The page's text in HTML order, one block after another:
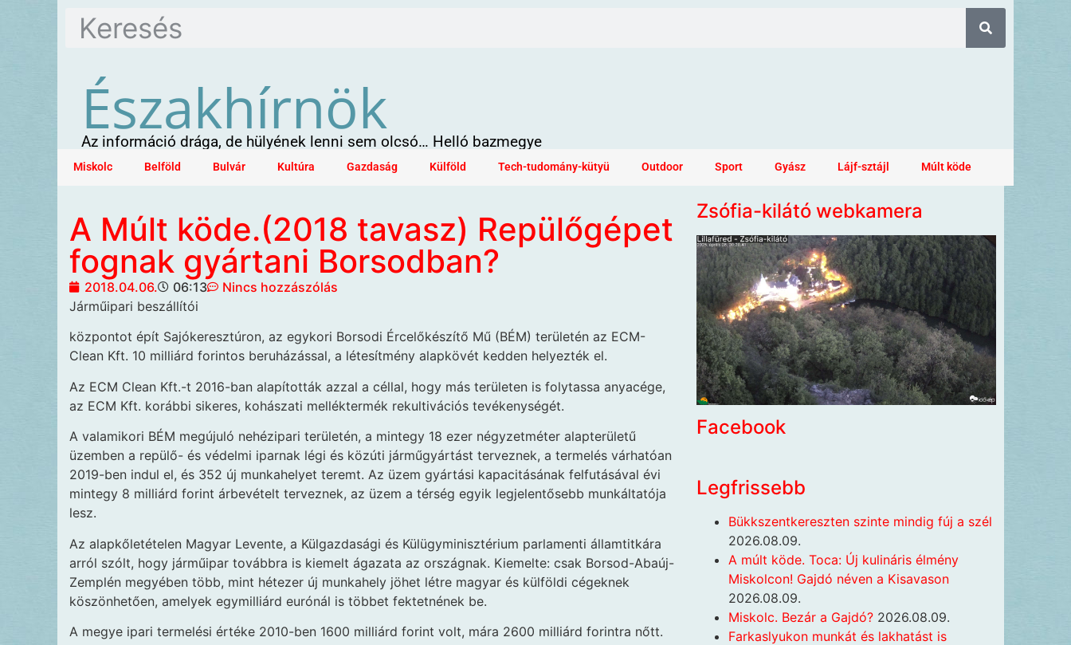
Északhírnök
Az információ drága, de hülyének lenni sem olcsó… Helló bazmegye
Miskolc Belföld Bulvár Kultúra Gazdaság Külföld Tech-tudomány-kütyü Outdoor Sport Gyász Lájf-sztájl Múlt köde
A Múlt köde.(2018 tavasz) Repülőgépet
fognak gyártani Borsodban?
2018.04.06. 06:13
Nincs hozzászólás
Járműipari beszállítói
központot épít Sajókeresztúron, az egykori Borsodi Ércelőkészítő Mű (BÉM) területén az ECM-
Clean Kft. 10 milliárd forintos beruházással, a létesítmény alapkövét kedden helyezték el.
Az ECM Clean Kft.-t 2016-ban alapították azzal a céllal, hogy más területen is folytassa anyacége,
az ECM Kft. korábbi sikeres, kohászati melléktermék rekultivációs tevékenységét.
A valamikori BÉM megújuló nehézipari területén, a mintegy 18 ezer négyzetméter alapterületű
üzemben a repülő- és védelmi iparnak légi és közúti járműgyártást terveznek, a termelés várhatóan
2019-ben indul el, és 352 új munkahelyet teremt. Az üzem gyártási kapacitásának felfutásával évi
mintegy 8 milliárd forint árbevételt terveznek, az üzem a térség egyik legjelentősebb munkáltatója
lesz.
Az alapkőletételen Magyar Levente, a Külgazdasági és Külügyminisztérium parlamenti államtitkára
arról szólt, hogy járműipar továbbra is kiemelt ágazata az országnak. Kiemelte: csak Borsod-Abaúj-
Zemplén megyében több, mint hétezer új munkahely jöhet létre magyar és külföldi cégeknek
köszönhetően, amelyek egymilliárd eurónál is többet fektetnének be.
A megye ipari termelési értéke 2010-ben 1600 milliárd forint volt, mára 2600 milliárd forintra nőtt.
Zsófia-kilátó webkamera
Facebook
Legfrissebb
Bükkszentkereszten szinte mindig fúj a szél
2026.08.09.
A múlt köde. Toca: Új kulináris élmény
Miskolcon! Gajdó néven a Kisavason
2026.08.09.
Miskolc. Bezár a Gajdó? 2026.08.09.
Farkaslyukon munkát és lakhatást is